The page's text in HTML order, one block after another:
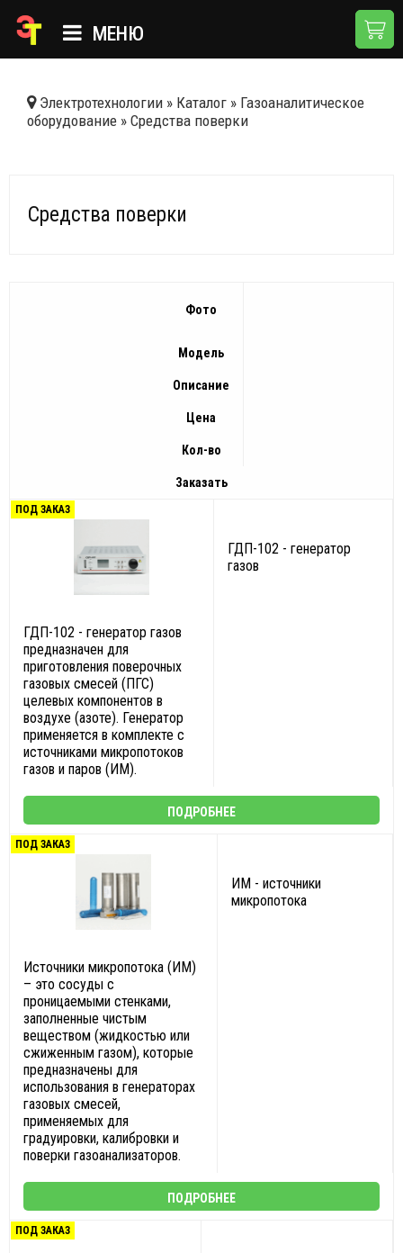
МЕНЮ
КАТАЛОГ
Электротехнологии » Каталог » Газоаналитическое
оборудование » Средства поверки
Средства поверки
Фото
Модель
Описание
Цена
Кол-во
Заказать
ПОД ЗАКАЗ
ГДП-102 - генератор
газов
ГДП-102 - генератор газов
предназначен для
приготовления поверочных
газовых смесей (ПГС)
целевых компонентов в
воздухе (азоте). Генератор
применяется в комплекте с
источниками микропотоков
газов и паров (ИМ).
ПОДРОБНЕЕ
ПОД ЗАКАЗ
ИМ - источники
микропотока
Источники микропотока (ИМ)
– это сосуды с
проницаемыми стенками,
заполненные чистым
веществом (жидкостью или
сжиженным газом), которые
предназначены для
использования в генераторах
газовых смесей,
применяемых для
градуировки, калибровки и
поверки газоанализаторов.
ПОДРОБНЕЕ
ПОД ЗАКАЗ